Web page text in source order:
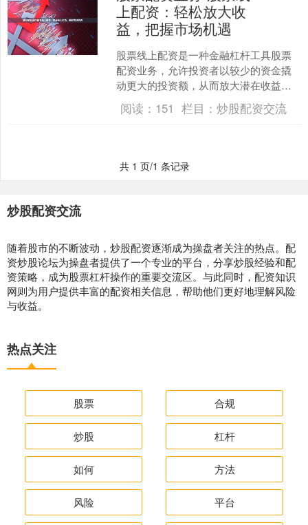
上配资：轻松放大收
益，把握市场机遇
股票线上配资是一种金融杠杆工具股票
配资业务，允许投资者以较少的资金撬
动更大的投资额，从而放大潜在收益。
它为投资者提供了以下优势： * **放大收
益：**杠杆效应....
阅读： 151 栏目： 炒股配资交流
共 1 页/1 条记录
炒股配资交流
随着股市的不断波动，炒股配资逐渐成为操盘者关注的热点。配
资炒股论坛为操盘者提供了一个专业的平台，分享炒股经验和配
资策略，成为股票杠杆操作的重要交流区。与此同时，配资知识
网则为用户提供丰富的配资相关信息，帮助他们更好地理解风险
与收益。
热点关注
股票 合规
炒股 杠杆
如何 方法
风险 平台